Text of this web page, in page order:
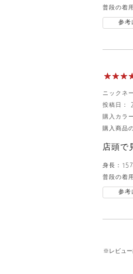
普段の着
参考
ニックネ
投稿日：
購入カラ
購入商品
店頭で
身長：
普段の着
参考
※レビュー